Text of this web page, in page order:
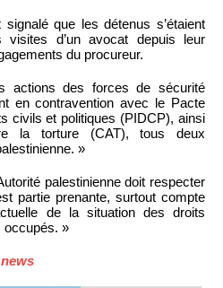
que les détenus s’étaient
d’un avocat depuis leur
du procureur.
actions des forces de sécurité
en contravention avec le Pacte
civils et politiques (PIDCP), ainsi
la torture (CAT), tous deux
»
palestinienne doit respecter
partie prenante, surtout compte
de la situation des droits
occupés. »
news